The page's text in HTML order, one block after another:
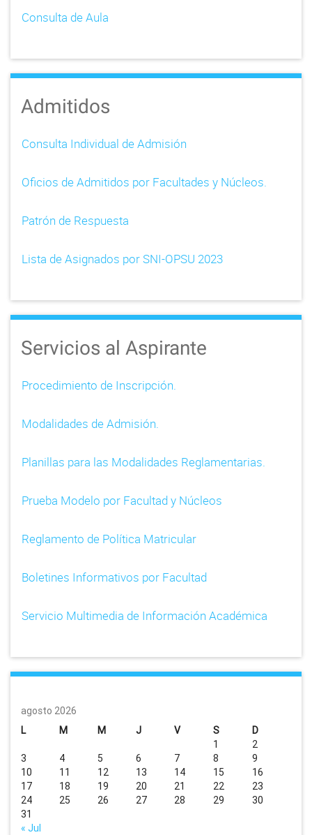
Consulta de Aula
Admitidos
Consulta Individual de Admisión
Oficios de Admitidos por Facultades y Núcleos.
Patrón de Respuesta
Lista de Asignados por SNI-OPSU 2023
Servicios al Aspirante
Procedimiento de Inscripción.
Modalidades de Admisión.
Planillas para las Modalidades Reglamentarias.
Prueba Modelo por Facultad y Núcleos
Reglamento de Política Matricular
Boletines Informativos por Facultad
Servicio Multimedia de Información Académica
agosto 2026
L
M M J V S D
« Jul
1
2
3
4 5 6 7 8
9
10
11 12 13 14 15
16
17
18 19 20 21 22
23
24
25 26 27 28 29
30
31